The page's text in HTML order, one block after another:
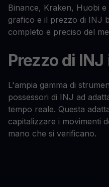
Binance, Kraken, Huobi
grafico e il prezzo di INJ
completo e preciso del
Prezzo di INJ
L'ampia gamma di
possessori di INJ ad
tempo reale. Questa
capitalizzare i movimenti
mano che si verificano.